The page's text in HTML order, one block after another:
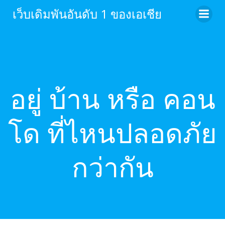
เว็บเดิมพันอันดับ 1 ของเอเชีย
อยู่ บ้าน หรือ คอน
โด ที่ไหนปลอดภัย
กว่ากัน